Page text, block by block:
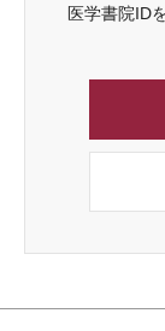
医学書院ID